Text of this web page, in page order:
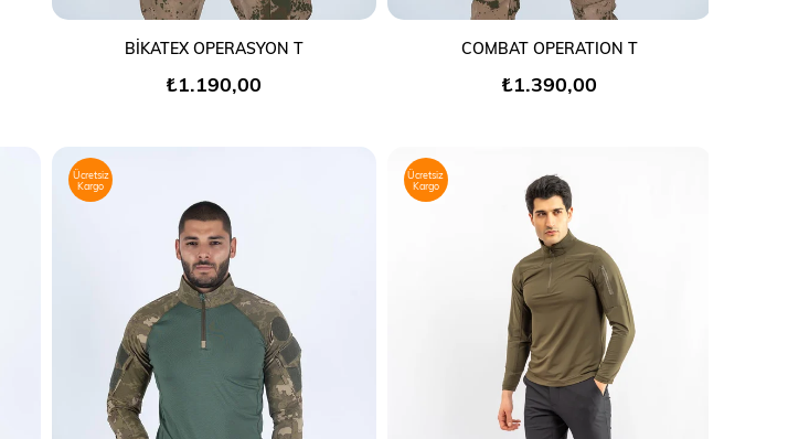
BİKATEX OPERASYON T
₺1.190,00
COMBAT OPERATION T
₺1.390,00
Ücretsiz
Kargo
Ücretsiz
Kargo